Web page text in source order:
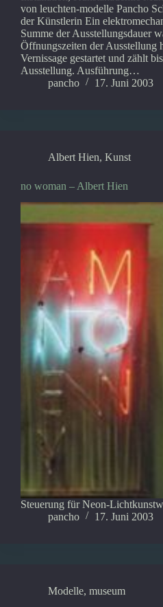
von leuchten-modelle Pancho
der Künstlerin Ein
Summe der Ausstellungsdauer
Öffnungszeiten der Ausstellung
Vernissage gestartet und zählt
Ausstellung. Ausführung…
pancho
17. Juni 2003
Albert Hien, Kunst
no woman – Albert Hien
Steuerung für Neon-
pancho
17. Juni 2003
Modelle, museum